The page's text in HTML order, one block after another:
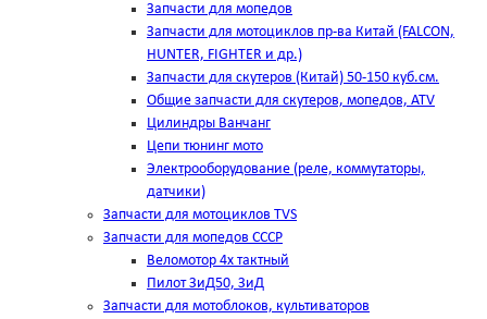
Запчасти для мопедов
Запчасти для мотоциклов пр-ва Китай (FALCON,
HUNTER, FIGHTER и др.)
Запчасти для скутеров (Китай) 50-150 куб.см.
Общие запчасти для скутеров, мопедов, ATV
Цилиндры Ванчанг
Цепи тюнинг мото
Электрооборудование (реле, коммутаторы,
датчики)
Запчасти для мотоциклов TVS
Запчасти для мопедов СССР
Веломотор 4х тактный
Пилот ЗиД50, ЗиД
Запчасти для мотоблоков, культиваторов